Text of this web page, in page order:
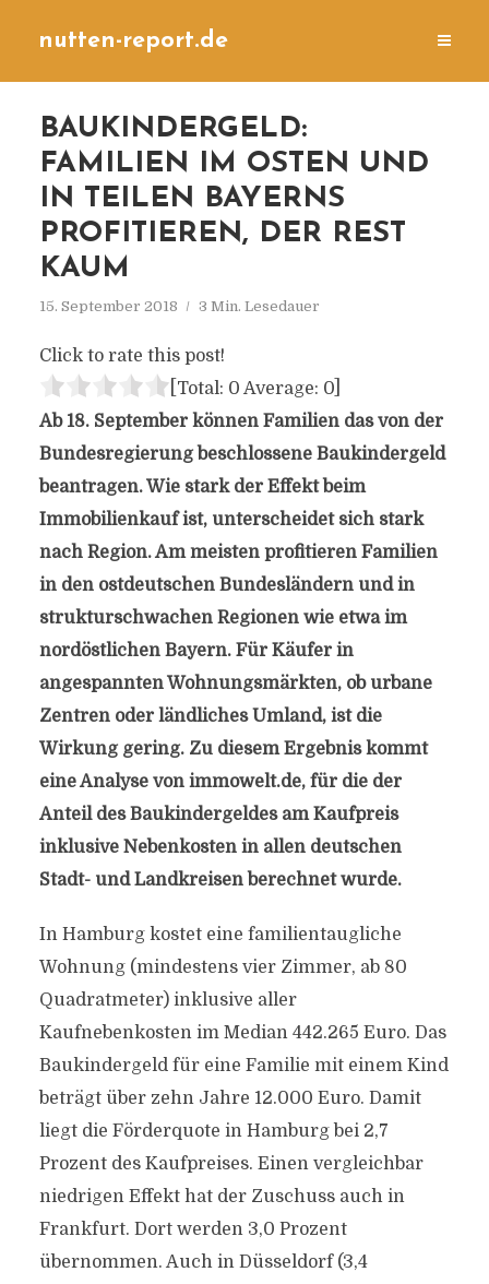
nutten-report.de
BAUKINDERGELD:
FAMILIEN IM OSTEN UND
IN TEILEN BAYERNS
PROFITIEREN, DER REST
KAUM
15. September 2018 3 Min. Lesedauer
Click to rate this post!
[Total: 0 Average: 0]
Ab 18. September können Familien das von der
Bundesregierung beschlossene Baukindergeld
beantragen. Wie stark der Effekt beim
Immobilienkauf ist, unterscheidet sich stark
nach Region. Am meisten profitieren Familien
in den ostdeutschen Bundesländern und in
strukturschwachen Regionen wie etwa im
nordöstlichen Bayern. Für Käufer in
angespannten Wohnungsmärkten, ob urbane
Zentren oder ländliches Umland, ist die
Wirkung gering. Zu diesem Ergebnis kommt
eine Analyse von immowelt.de, für die der
Anteil des Baukindergeldes am Kaufpreis
inklusive Nebenkosten in allen deutschen
Stadt- und Landkreisen berechnet wurde.
In Hamburg kostet eine familientaugliche
Wohnung (mindestens vier Zimmer, ab 80
Quadratmeter) inklusive aller
Kaufnebenkosten im Median 442.265 Euro. Das
Baukindergeld für eine Familie mit einem Kind
beträgt über zehn Jahre 12.000 Euro. Damit
liegt die Förderquote in Hamburg bei 2,7
Prozent des Kaufpreises. Einen vergleichbar
niedrigen Effekt hat der Zuschuss auch in
Frankfurt. Dort werden 3,0 Prozent
übernommen. Auch in Düsseldorf (3,4